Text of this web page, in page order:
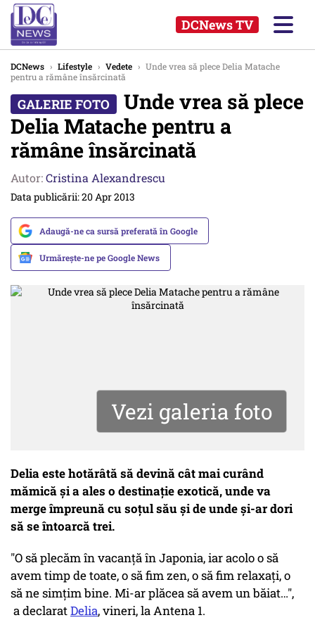
DCNews TV
DCNews › Lifestyle › Vedete › Unde vrea să plece Delia Matache
pentru a rămâne însărcinată
Unde vrea să plece
Delia Matache pentru a
rămâne însărcinată
Autor:Cristina Alexandrescu
Data publicării: 20 Apr 2013
Adaugă-ne ca sursă preferată în Google
Urmărește-ne pe Google News
Vezi galeria foto
Delia este hotărâtă să devină cât mai curând
mămică și a ales o destinație exotică, unde va
merge împreună cu soțul său și de unde și-ar dori
să se întoarcă trei.
"O să plecăm în vacanţă în Japonia, iar acolo o să
avem timp de toate, o să fim zen, o să fim relaxaţi, o
să ne simţim bine. Mi-ar plăcea să avem un băiat…",
a declaratDelia, vineri, la Antena 1.